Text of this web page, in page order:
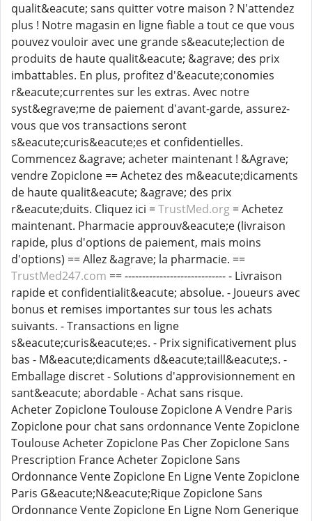
qualit&eacute; sans quitter votre maison ? N'attendez
plus ! Notre magasin en ligne fiable a tout ce que vous
pouvez vouloir avec une grande s&eacute;lection de
produits de haute qualit&eacute; &agrave; des prix
imbattables. En plus, profitez d'&eacute;conomies
r&eacute;currentes sur les extras. Avec notre
syst&egrave;me de paiement d'avant-garde, assurez-
vous que vos transactions seront
s&eacute;curis&eacute;es et confidentielles.
Commencez &agrave; acheter maintenant ! &Agrave;
vendre Zopiclone == Achetez des m&eacute;dicaments
de haute qualit&eacute; &agrave; des prix
r&eacute;duits. Cliquez ici =TrustMed.org = Achetez
maintenant. Pharmacie approuv&eacute;e (livraison
rapide, plus d'options de paiement, mais moins
d'options) == Allez &agrave; la pharmacie. ==
TrustMed247.com == ----------------------------- - Livraison
rapide et confidentialit&eacute; absolue. - Joueurs avec
bonus et remises importantes sur tous les achats
suivants. - Transactions en ligne
s&eacute;curis&eacute;es. - Prix significativement plus
bas - M&eacute;dicaments d&eacute;taill&eacute;s. -
Emballage discret - Solutions d'approvisionnement en
sant&eacute; abordable - Achat sans risque.
Acheter Zopiclone Toulouse Zopiclone A Vendre Paris
Zopiclone pour chat sans ordonnance Vente Zopiclone
Toulouse Acheter Zopiclone Pas Cher Zopiclone Sans
Prescription France Acheter Zopiclone Sans
Ordonnance Vente Zopiclone En Ligne Vente Zopiclone
Paris G&eacute;N&eacute;Rique Zopiclone Sans
Ordonnance Vente Zopiclone En Ligne Nom Generique